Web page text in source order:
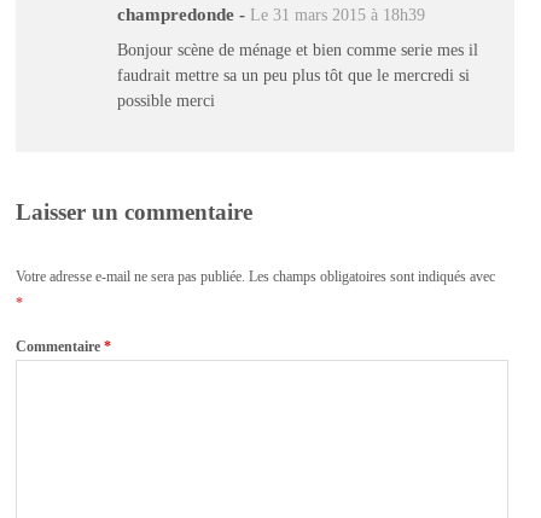
champredonde - Le 31 mars 2015 à 18h39
Bonjour scène de ménage et bien comme serie mes il
faudrait mettre sa un peu plus tôt que le mercredi si
possible merci
Laisser un commentaire
Votre adresse e-mail ne sera pas publiée. Les champs obligatoires sont indiqués avec
*
Commentaire*